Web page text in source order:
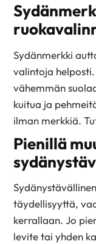
Sydänmerkki
valintoja
vähemmän
kuitua ja
ilman merkkiä.
Pienillä
täydellisyyttä,
kerrallaan. Jo
levite tai yhden